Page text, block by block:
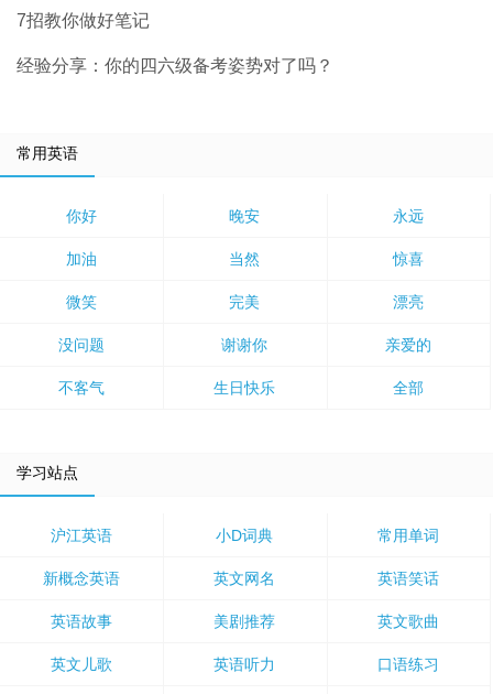
7招教你做好笔记
经验分享：你的四六级备考姿势对了吗？
常用英语
你好 晚安 永远
加油 当然 惊喜
微笑 完美 漂亮
没问题 谢谢你 亲爱的
不客气 生日快乐 全部
学习站点
沪江英语 小D词典 常用单词
新概念英语 英文网名 英语笑话
英语故事 美剧推荐 英文歌曲
英文儿歌 英语听力 口语练习